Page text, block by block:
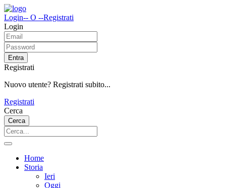
Login-- O --Registrati
Login
Entra
Registrati
Nuovo utente? Registrati subito...
Registrati
Cerca
Cerca
Home
Storia
Ieri
Oggi